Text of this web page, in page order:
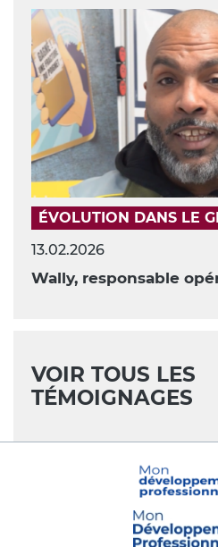
ÉVOLUTION DANS LE
13.02.2026
Wally, responsable
VOIR TOUS LES
TÉMOIGNAGES